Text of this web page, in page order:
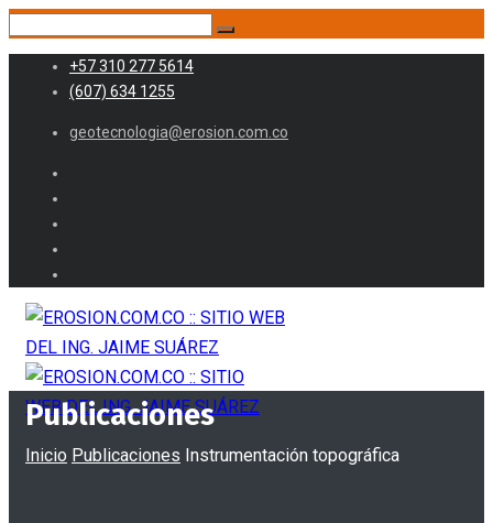
+57 310 277 5614
(607) 634 1255
geotecnologia@erosion.com.co
Publicaciones
Inicio Publicaciones Instrumentación topográfica